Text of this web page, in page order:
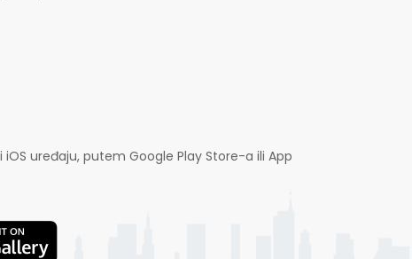
uređaju, putem Google Play Store-a ili App